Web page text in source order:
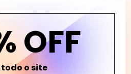
OFF
todo o site